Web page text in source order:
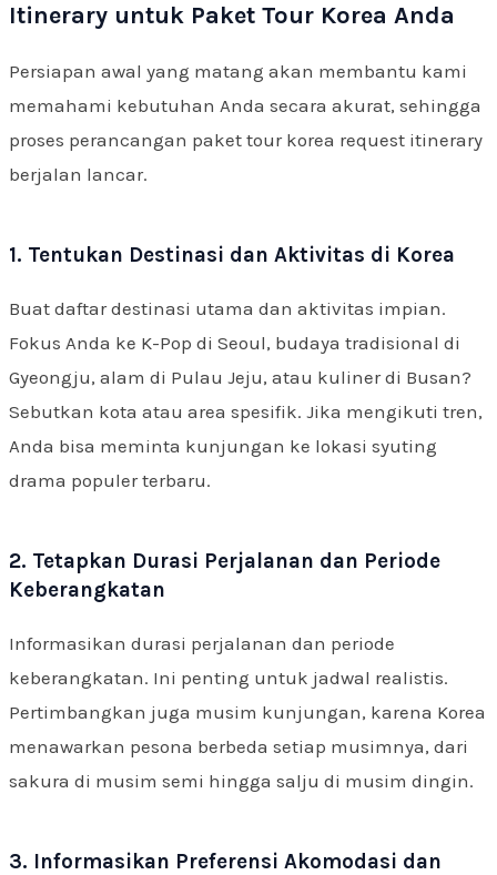
Itinerary untuk Paket Tour Korea Anda
Persiapan awal yang matang akan membantu kami
memahami kebutuhan Anda secara akurat, sehingga
proses perancangan paket tour korea request itinerary
berjalan lancar.
1. Tentukan Destinasi dan Aktivitas di Korea
Buat daftar destinasi utama dan aktivitas impian.
Fokus Anda ke K-Pop di Seoul, budaya tradisional di
Gyeongju, alam di Pulau Jeju, atau kuliner di Busan?
Sebutkan kota atau area spesifik. Jika mengikuti tren,
Anda bisa meminta kunjungan ke lokasi syuting
drama populer terbaru.
2. Tetapkan Durasi Perjalanan dan Periode
Keberangkatan
Informasikan durasi perjalanan dan periode
keberangkatan. Ini penting untuk jadwal realistis.
Pertimbangkan juga musim kunjungan, karena Korea
menawarkan pesona berbeda setiap musimnya, dari
sakura di musim semi hingga salju di musim dingin.
3. Informasikan Preferensi Akomodasi dan